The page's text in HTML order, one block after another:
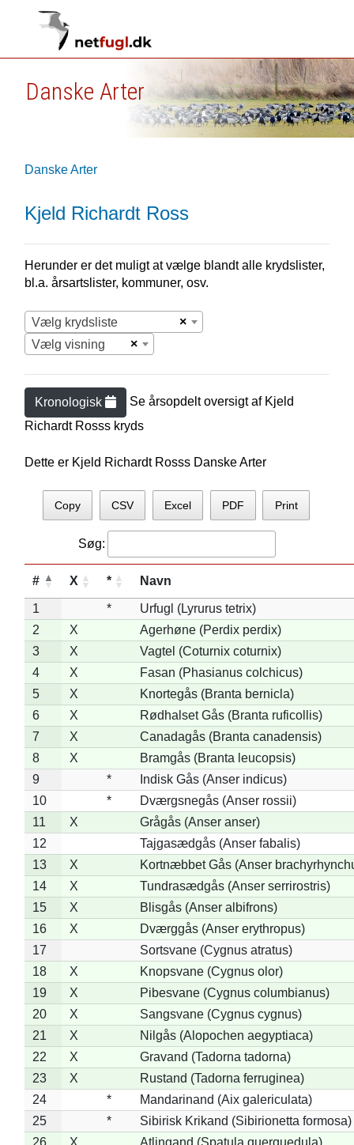
Danske Arter
Danske Arter
Kjeld Richardt Ross
Herunder er det muligt at vælge blandt alle krydslister,
bl.a. årsartslister, kommuner, osv.
×
Vælg krydsliste
×
Vælg visning
Kronologisk Se årsopdelt oversigt af Kjeld
Richardt Rosss kryds
Dette er Kjeld Richardt Rosss Danske Arter
Copy CSV Excel PDF Print
Søg:
# X * Navn
1 *
Urfugl (Lyrurus tetrix)
2
X
Agerhøne (Perdix perdix)
3
X
Vagtel (Coturnix coturnix)
4
X
Fasan (Phasianus colchicus)
5
X
Knortegås (Branta bernicla)
6
X
Rødhalset Gås (Branta ruficollis)
7
X
Canadagås (Branta canadensis)
8
X
Bramgås (Branta leucopsis)
9
*
Indisk Gås (Anser indicus)
10
*
Dværgsnegås (Anser rossii)
11
X
Grågås (Anser anser)
12
Tajgasædgås (Anser fabalis)
13
X
Kortnæbbet Gås (Anser
14
X
Tundrasædgås (Anser serrirostris)
15
X
Blisgås (Anser albifrons)
16
X
Dværggås (Anser erythropus)
17
Sortsvane (Cygnus atratus)
18
X
Knopsvane (Cygnus olor)
19
X
Pibesvane (Cygnus columbianus)
20
X
Sangsvane (Cygnus cygnus)
21
X
Nilgås (Alopochen aegyptiaca)
22
X
Gravand (Tadorna tadorna)
23
X
Rustand (Tadorna ferruginea)
24
*
Mandarinand (Aix galericulata)
25
*
Sibirisk Krikand (Sibirionetta formosa)
26
X
Atlingand (Spatula querquedula)